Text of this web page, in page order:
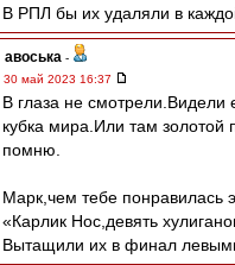
В РПЛ бы их удаляли в
авоська -
30 май 2023 16:37
В глаза не смотрели.Видели
кубка мира.Или там золотой
помню.
Марк,чем тебе понравилась
«Карлик Нос,девять
Вытащили их в финал